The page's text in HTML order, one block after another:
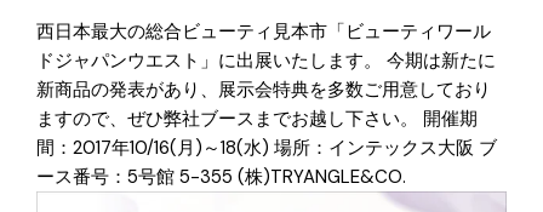
西日本最大の総合ビューティ見本市「ビューティワール
ドジャパンウエスト」に出展いたします。 今期は新たに
新商品の発表があり、展示会特典を多数ご用意しており
ますので、ぜひ弊社ブースまでお越し下さい。 開催期
間：2017年10/16(月)～18(水) 場所：インテックス大阪 ブ
ース番号：5号館 5-355 (株)TRYANGLE&CO.